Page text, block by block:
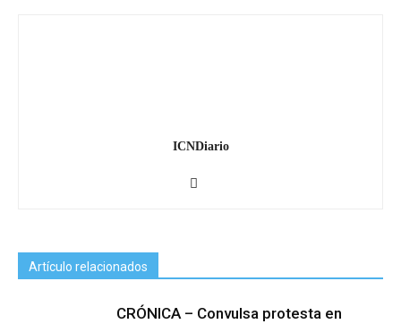
ICNDiario
Artículo relacionados
CRÓNICA – Convulsa protesta en